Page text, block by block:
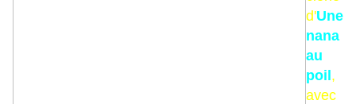
d'Une
nana
au
poil ,
avec